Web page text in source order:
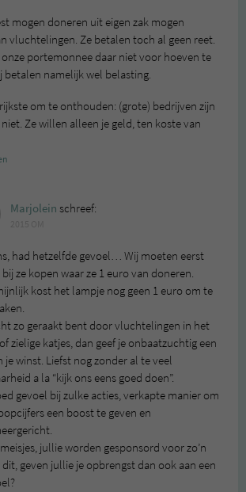
mogen doneren uit eigen zak mogen
vluchtelingen. Ze betalen toch al geen reet.
portemonnee daar niet voor hoeven te
betalen namelijk wel belasting.
om te onthouden: (grote) bedrijven zijn
Ze willen alleen je geld, ten koste van
Marjolein schreef:
had hetzelfde gevoel… Wij moeten eerst
ze kopen waar ze 1 euro van doneren.
kost het lampje nog geen 1 euro om te
zo geraakt bent door vluchtelingen in het
zielige katjes, dan geef je onbaatzuchtig een
je winst. Liefst nog zonder al te veel
a la “kijk ons eens goed doen”.
gevoel bij zulke acties, verkapte manier om
een boost te geven en
jullie worden gesponsord voor zo’n
geven jullie je opbrengst dan ook aan een